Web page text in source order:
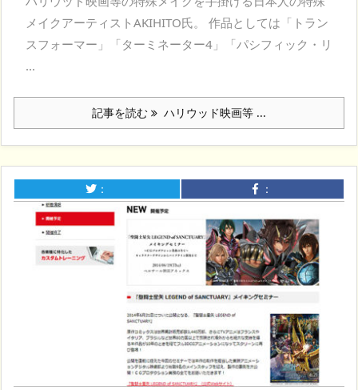
メイクアーティストAKIHITO氏。 作品としては「トラン
スフォーマー」「ターミネーター4」「パシフィック・リ
...
記事を読む ハリウッド映画等 ...
： ：